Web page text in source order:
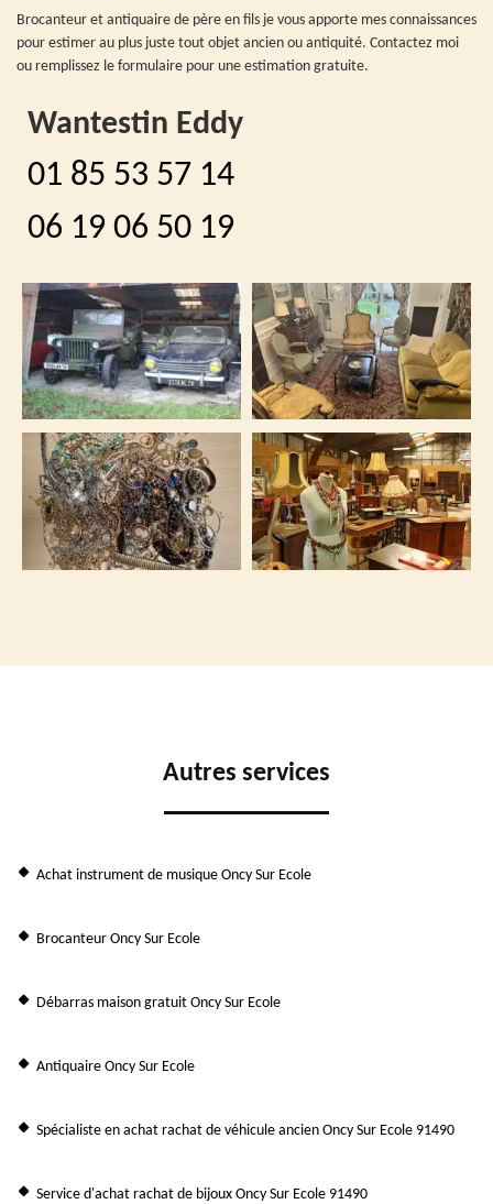
Brocanteur et antiquaire de père en fils je vous apporte mes connaissances
pour estimer au plus juste tout objet ancien ou antiquité. Contactez moi
ou remplissez le formulaire pour une estimation gratuite.
Wantestin Eddy
01 85 53 57 14
06 19 06 50 19
Autres services
Achat instrument de musique Oncy Sur Ecole
Brocanteur Oncy Sur Ecole
Débarras maison gratuit Oncy Sur Ecole
Antiquaire Oncy Sur Ecole
Spécialiste en achat rachat de véhicule ancien Oncy Sur Ecole 91490
Service d'achat rachat de bijoux Oncy Sur Ecole 91490